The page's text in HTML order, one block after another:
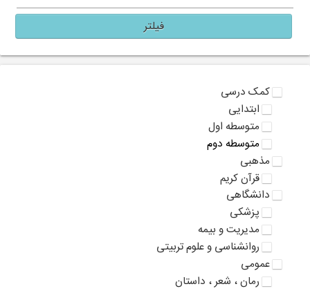
فیلتر
کمک درسی
ابتدایی
متوسطه اول
متوسطه دوم
مذهبی
قرآن کریم
دانشگاهی
پزشکی
مدیریت و بیمه
روانشناسی و علوم تربیتی
عمومی
رمان ، شعر ، داستان